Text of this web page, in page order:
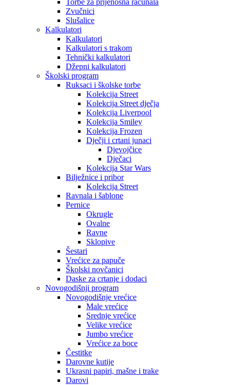
Torbe za prijenosna računala
Zvučnici
Slušalice
Kalkulatori
Kalkulatori
Kalkulatori s trakom
Tehnički kalkulatori
Džepni kalkulatori
Školski program
Ruksaci i školske torbe
Kolekcija Street
Kolekcija Street dječja
Kolekcija Liverpool
Kolekcija Smiley
Kolekcija Frozen
Dječji i crtani junaci
Djevojčice
Dječaci
Kolekcija Star Wars
Bilježnice i pribor
Kolekcija Street
Ravnala i šablone
Pernice
Okrugle
Ovalne
Ravne
Sklopive
Šestari
Vrećice za papuče
Školski novčanici
Daske za crtanje i dodaci
Novogodišnji program
Novogodišnje vrećice
Male vrećice
Srednje vrećice
Velike vrećice
Jumbo vrećice
Vrećice za boce
Čestitke
Darovne kutije
Ukrasni papiri, mašne i trake
Darovi